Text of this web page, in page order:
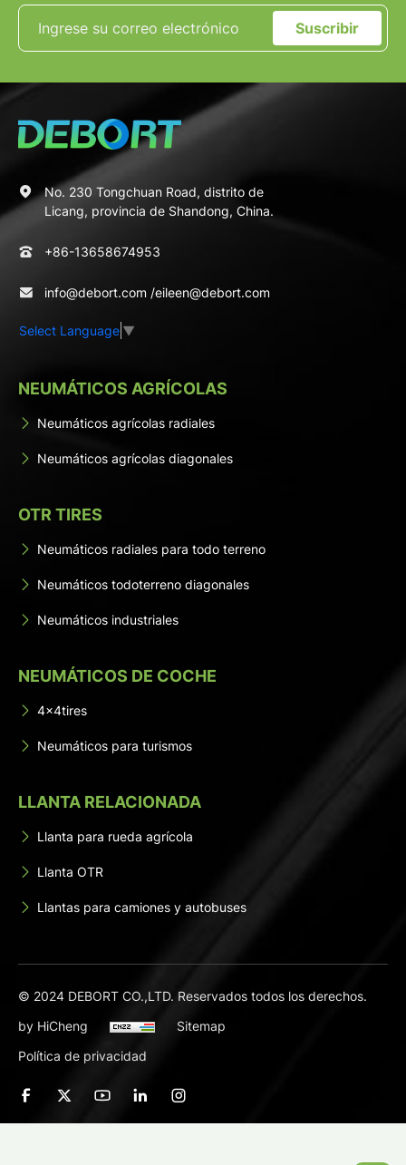
Suscribir
No. 230 Tongchuan Road, distrito de
Licang, provincia de Shandong, China.
+86-13658674953
info@debort.com /eileen@debort.com
Select Language ▼
NEUMÁTICOS AGRÍCOLAS
Neumáticos agrícolas radiales
Neumáticos agrícolas diagonales
OTR TIRES
Neumáticos radiales para todo terreno
Neumáticos todoterreno diagonales
Neumáticos industriales
NEUMÁTICOS DE COCHE
4x4tires
Neumáticos para turismos
LLANTA RELACIONADA
Llanta para rueda agrícola
Llanta OTR
Llantas para camiones y autobuses
© 2024 DEBORT CO.,LTD. Reservados todos los derechos.
by HiCheng
Sitemap
Política de privacidad